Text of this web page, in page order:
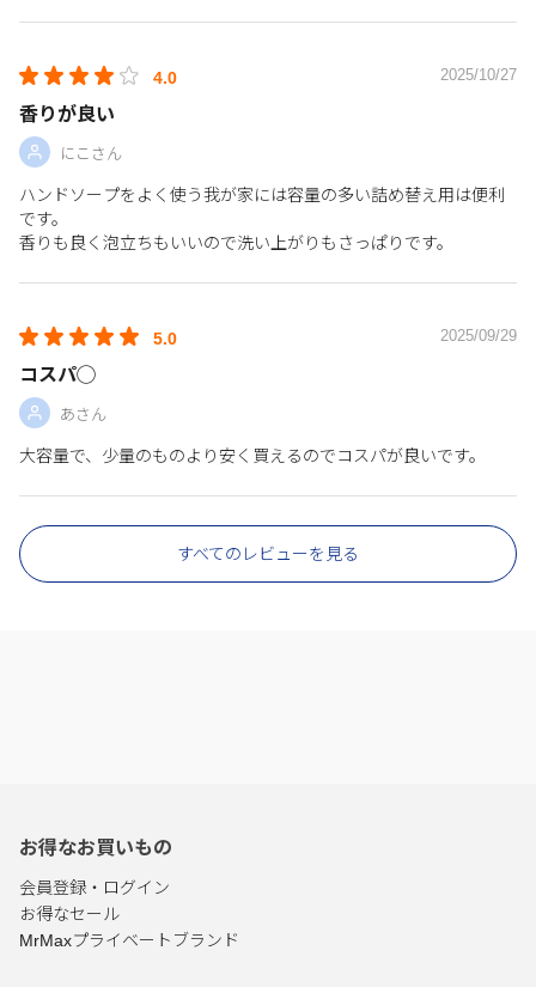
4.0 2025/10/27
香りが良い
にこさん
ハンドソープをよく使う我が家には容量の多い詰め替え用は便利
です。
香りも良く泡立ちもいいので洗い上がりもさっぱりです。
5.0 2025/09/29
コスパ◯
あさん
大容量で、少量のものより安く買えるのでコスパが良いです。
すべてのレビューを見る
お得なお買いもの
会員登録・ログイン
お得なセール
MrMaxプライベートブランド